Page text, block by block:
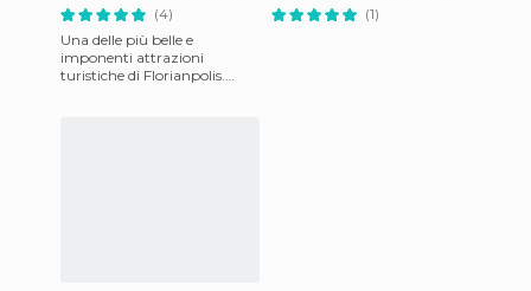
(4)
Una delle più belle e
imponenti attrazioni
turistiche di Florianpolis.
(1)